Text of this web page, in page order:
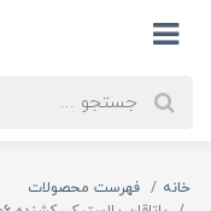
خانه
فهرست محصولات